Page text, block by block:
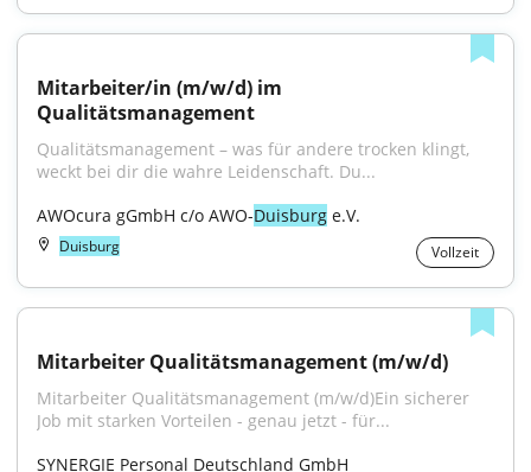
Mitarbeiter/in (m/w/d) im
Qualitätsmanagement
Qualitätsmanagement – was für andere trocken klingt,
weckt bei dir die wahre Leidenschaft. Du...
AWOcura gGmbH c/o AWO-Duisburg e.V.
Duisburg Vollzeit
Mitarbeiter Qualitätsmanagement (m/w/d)
Mitarbeiter Qualitätsmanagement (m/w/d)Ein sicherer
Job mit starken Vorteilen - genau jetzt - für...
SYNERGIE Personal Deutschland GmbH